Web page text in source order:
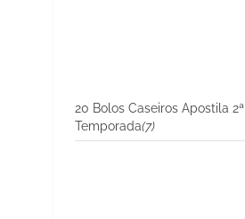
20 Bolos Caseiros Apostila 2ª
Temporada(7)